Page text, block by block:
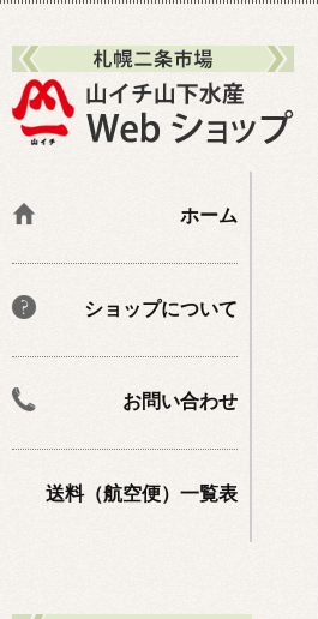
ホーム
ショップについて
お問い合わせ
送料（航空便）一覧表